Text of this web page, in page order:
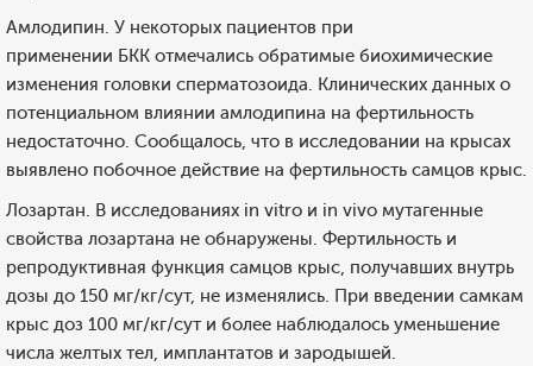
Амлодипин. У некоторых пациентов при
применении БКК отмечались обратимые биохимические
изменения головки сперматозоида. Клинических данных о
потенциальном влиянии амлодипина на фертильность
недостаточно. Сообщалось, что в исследовании на крысах
выявлено побочное действие на фертильность самцов крыс.
Лозартан. В исследованиях in vitro и in vivo мутагенные
свойства лозартана не обнаружены. Фертильность и
репродуктивная функция самцов крыс, получавших внутрь
дозы до 150 мг/кг/сут, не изменялись. При введении самкам
крыс доз 100 мг/кг/сут и более наблюдалось уменьшение
числа желтых тел, имплантатов и зародышей.